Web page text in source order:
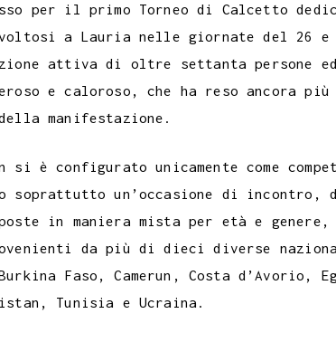
p
p
a
m
e
e
s
t
I
n
n
k
per il primo Torneo di Calcetto
a Lauria nelle giornate del 26
attiva di oltre settanta persone ed
e caloroso, che ha reso ancora
manifestazione.
si è configurato unicamente come
soprattutto un’occasione di incontro,
in maniera mista per età e
da più di dieci diverse
Faso, Camerun, Costa d’Avorio,
Tunisia e Ucraina.